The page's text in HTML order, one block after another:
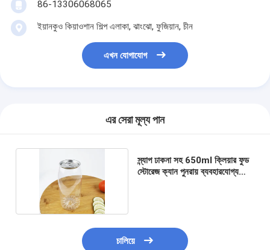
86-13306068065
ইয়ানকুও কিয়াওশান শিল্প এলাকা, ঝাংঝো, ফুজিয়ান, চীন
এখন যোগাযোগ
এর সেরা মূল্য পান
স্ন্যাপ ঢাকনা সহ 650ml ক্লিয়ার ফুড
স্টোরেজ ক্যান পুনরায় ব্যবহারযোগ্য
চালিয়ে